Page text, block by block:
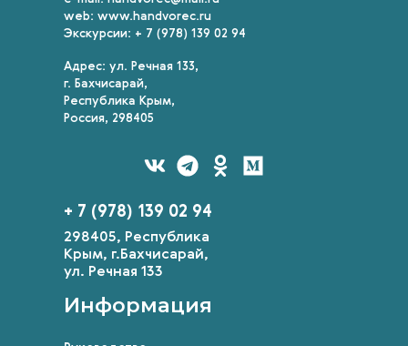
web: www.handvorec.ru
Экскурсии: + 7 (978) 139 02 94
Адрес: ул. Речная 133,
г. Бахчисарай,
Республика Крым,
Россия, 298405
+ 7 (978) 139 02 94
298405, Республика
Крым, г.Бахчисарай,
ул. Речная 133
Информация